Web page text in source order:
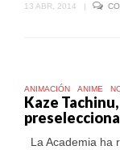
13 ABR, 2014 |
ANIMACIÓN ANIME
Kaze
La Academia ha